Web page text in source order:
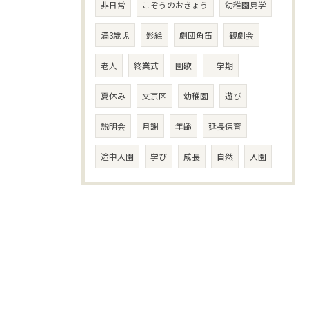
非日常 こぞうのおきょう 幼稚園見学
満3歳児 影絵 劇団角笛 観劇会
老人 終業式 園歌 一学期
夏休み 文京区 幼稚園 遊び
説明会 月謝 年齢 延長保育
途中入園 学び 成長 自然 入園